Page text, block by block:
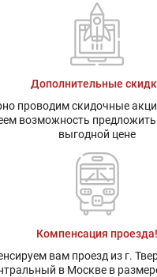
Дополнительные
проводим скидочные
возможность
выгодной цене
Компенсация проезда!
вам проезд из г.
в Москве в